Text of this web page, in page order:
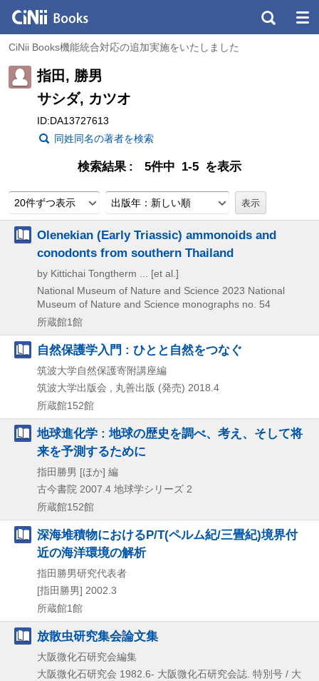
CiNii Books機能統合対応の追加実施をいたしました
指田, 勝男
サシダ, カツオ
ID:DA13727613
同姓同名の著者を検索
検索結果 5件中 1-5 を表示
20件ずつ表示 出版年：新しい順
Olenekian (Early Triassic) ammonoids and
conodonts from southern Thailand
by Kittichai Tongtherm ... [et al.]
National Museum of Nature and Science 2023 National
Museum of Nature and Science monographs no. 54
所蔵館1館
自然保護学入門 : ひとと自然をつなぐ
筑波大学自然保護寄附講座編
筑波大学出版会 , 丸善出版 (発売) 2018.4
所蔵館152館
地球進化学 : 地球の歴史を調べ、考え、そして将
来を予測するために
指田勝男 [ほか] 編
古今書院 2007.4 地球学シリーズ 2
所蔵館152館
深海堆積物におけるP/T(ペルム紀/三畳紀)境界付
近の海洋環境の解析
指田勝男研究代表者
[指田勝男] 2002.3
所蔵館1館
放散虫研究集会論文集
大阪微化石研究会編集
大阪微化石研究会 1982.6- 大阪微化石研究会誌. 特別号 / 大